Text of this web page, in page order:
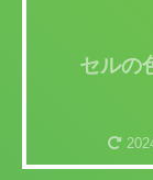
セルの